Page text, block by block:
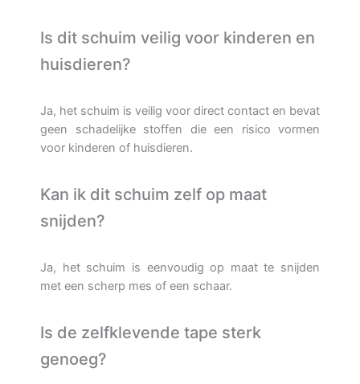
Is dit schuim veilig voor kinderen en
huisdieren?
Ja, het schuim is veilig voor direct contact en bevat
geen schadelijke stoffen die een risico vormen
voor kinderen of huisdieren.
Kan ik dit schuim zelf op maat
snijden?
Ja, het schuim is eenvoudig op maat te snijden
met een scherp mes of een schaar.
Is de zelfklevende tape sterk
genoeg?